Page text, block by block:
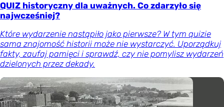
QUIZ historyczny dla uważnych. Co zdarzyło się
najwcześniej?
Które wydarzenie nastąpiło jako pierwsze? W tym quizie
sama znajomość historii może nie wystarczyć. Uporządkuj
fakty, zaufaj pamięci i sprawdź, czy nie pomylisz wydarzeń
dzielonych przez dekady.